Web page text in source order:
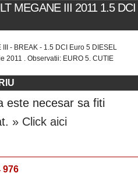
MEGANE III 2011 1.5 DCI
- BREAK - 1.5 DCI Euro 5 DIESEL
2011 . Observatii: EURO 5. CUTIE
este necesar sa fiti
» Click aici
976